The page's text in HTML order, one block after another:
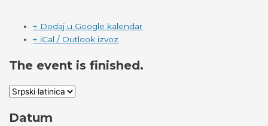
+ Dodaj u Google kalendar
+ iCal / Outlook izvoz
The event is finished.
Datum